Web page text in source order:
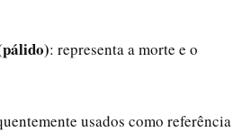
: representa a morte e o
usados como referência